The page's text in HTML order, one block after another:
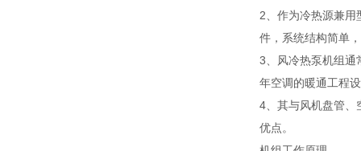
2、作为冷热源兼用
件，系统结构简单
3、风冷热泵机组通
年空调的暖通工程
4、其与风机盘管、
优点。